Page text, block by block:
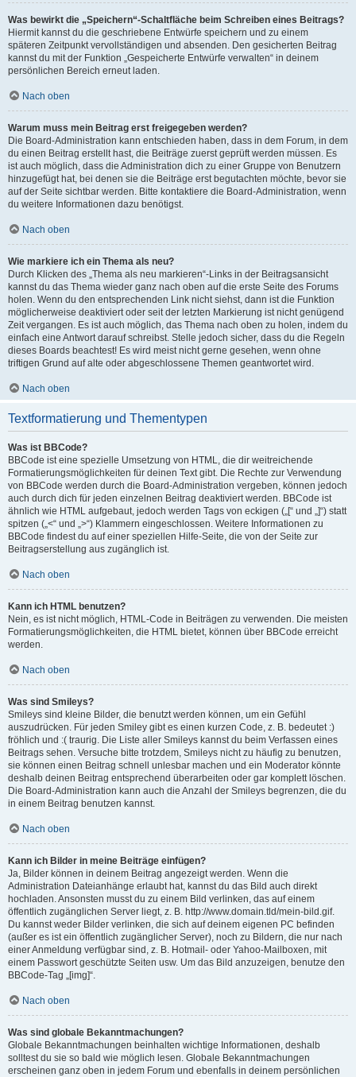
Was bewirkt die „Speichern“-Schaltfläche beim Schreiben eines Beitrags?
Hiermit kannst du die geschriebene Entwürfe speichern und zu einem
späteren Zeitpunkt vervollständigen und absenden. Den gesicherten Beitrag
kannst du mit der Funktion „Gespeicherte Entwürfe verwalten“ in deinem
persönlichen Bereich erneut laden.
Nach oben
Warum muss mein Beitrag erst freigegeben werden?
Die Board-Administration kann entschieden haben, dass in dem Forum, in dem
du einen Beitrag erstellt hast, die Beiträge zuerst geprüft werden müssen. Es
ist auch möglich, dass die Administration dich zu einer Gruppe von Benutzern
hinzugefügt hat, bei denen sie die Beiträge erst begutachten möchte, bevor sie
auf der Seite sichtbar werden. Bitte kontaktiere die Board-Administration, wenn
du weitere Informationen dazu benötigst.
Nach oben
Wie markiere ich ein Thema als neu?
Durch Klicken des „Thema als neu markieren“-Links in der Beitragsansicht
kannst du das Thema wieder ganz nach oben auf die erste Seite des Forums
holen. Wenn du den entsprechenden Link nicht siehst, dann ist die Funktion
möglicherweise deaktiviert oder seit der letzten Markierung ist nicht genügend
Zeit vergangen. Es ist auch möglich, das Thema nach oben zu holen, indem du
einfach eine Antwort darauf schreibst. Stelle jedoch sicher, dass du die Regeln
dieses Boards beachtest! Es wird meist nicht gerne gesehen, wenn ohne
triftigen Grund auf alte oder abgeschlossene Themen geantwortet wird.
Nach oben
Textformatierung und Thementypen
Was ist BBCode?
BBCode ist eine spezielle Umsetzung von HTML, die dir weitreichende
Formatierungsmöglichkeiten für deinen Text gibt. Die Rechte zur Verwendung
von BBCode werden durch die Board-Administration vergeben, können jedoch
auch durch dich für jeden einzelnen Beitrag deaktiviert werden. BBCode ist
ähnlich wie HTML aufgebaut, jedoch werden Tags von eckigen („[“ und „]“) statt
spitzen („<“ und „>“) Klammern eingeschlossen. Weitere Informationen zu
BBCode findest du auf einer speziellen Hilfe-Seite, die von der Seite zur
Beitragserstellung aus zugänglich ist.
Nach oben
Kann ich HTML benutzen?
Nein, es ist nicht möglich, HTML-Code in Beiträgen zu verwenden. Die meisten
Formatierungsmöglichkeiten, die HTML bietet, können über BBCode erreicht
werden.
Nach oben
Was sind Smileys?
Smileys sind kleine Bilder, die benutzt werden können, um ein Gefühl
auszudrücken. Für jeden Smiley gibt es einen kurzen Code, z. B. bedeutet :)
fröhlich und :( traurig. Die Liste aller Smileys kannst du beim Verfassen eines
Beitrags sehen. Versuche bitte trotzdem, Smileys nicht zu häufig zu benutzen,
sie können einen Beitrag schnell unlesbar machen und ein Moderator könnte
deshalb deinen Beitrag entsprechend überarbeiten oder gar komplett löschen.
Die Board-Administration kann auch die Anzahl der Smileys begrenzen, die du
in einem Beitrag benutzen kannst.
Nach oben
Kann ich Bilder in meine Beiträge einfügen?
Ja, Bilder können in deinem Beitrag angezeigt werden. Wenn die
Administration Dateianhänge erlaubt hat, kannst du das Bild auch direkt
hochladen. Ansonsten musst du zu einem Bild verlinken, das auf einem
öffentlich zugänglichen Server liegt, z. B. http://www.domain.tld/mein-bild.gif.
Du kannst weder Bilder verlinken, die sich auf deinem eigenen PC befinden
(außer es ist ein öffentlich zugänglicher Server), noch zu Bildern, die nur nach
einer Anmeldung verfügbar sind, z. B. Hotmail- oder Yahoo-Mailboxen, mit
einem Passwort geschützte Seiten usw. Um das Bild anzuzeigen, benutze den
BBCode-Tag „[img]“.
Nach oben
Was sind globale Bekanntmachungen?
Globale Bekanntmachungen beinhalten wichtige Informationen, deshalb
solltest du sie so bald wie möglich lesen. Globale Bekanntmachungen
erscheinen ganz oben in jedem Forum und ebenfalls in deinem persönlichen